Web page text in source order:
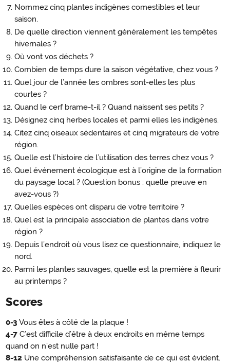
Nommez cinq plantes indigènes comestibles et leur
saison.
De quelle direction viennent généralement les tempêtes
hivernales ?
Où vont vos déchets ?
Combien de temps dure la saison végétative, chez vous ?
Quel jour de l’année les ombres sont-elles les plus
courtes ?
Quand le cerf brame-t-il ? Quand naissent ses petits ?
Désignez cinq herbes locales et parmi elles les indigènes.
Citez cinq oiseaux sédentaires et cinq migrateurs de votre
région.
Quelle est l’histoire de l’utilisation des terres chez vous ?
Quel événement écologique est à l’origine de la formation
du paysage local ? (Question bonus : quelle preuve en
avez-vous ?)
Quelles espèces ont disparu de votre territoire ?
Quel est la principale association de plantes dans votre
région ?
Depuis l’endroit où vous lisez ce questionnaire, indiquez le
nord.
Parmi les plantes sauvages, quelle est la première à fleurir
au printemps ?
Scores
0-3 Vous êtes à côté de la plaque !
4-7 C’est difficile d’être à deux endroits en même temps
quand on n’est nulle part !
8-12 Une compréhension satisfaisante de ce qui est évident.